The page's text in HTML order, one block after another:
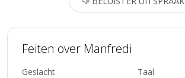
Feiten over Manfredi
Geslacht Taal